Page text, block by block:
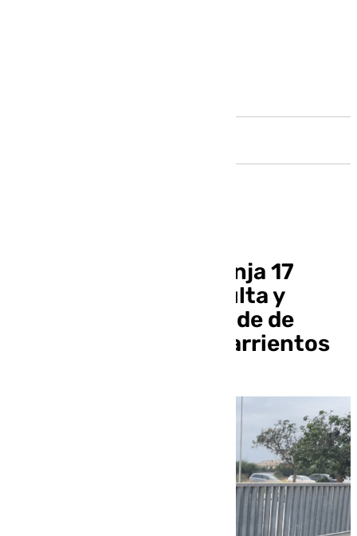
El ‘caso Astapa’ se zanja 17
años después con multa y
suspensión al exalcalde de
Estepona, Antonio Barrientos